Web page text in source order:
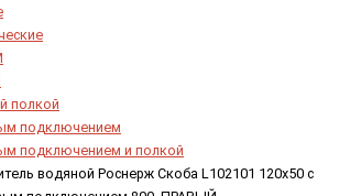
полкой
подключением
подключением и полкой
водяной Роснерж Скоба L102101 120x50 с